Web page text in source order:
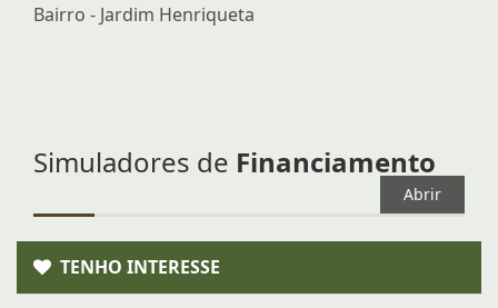
Bairro - Jardim Henriqueta
Simuladores de Financiamento
Abrir
TENHO INTERESSE